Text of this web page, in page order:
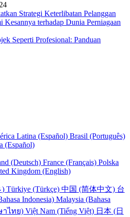
Strategi Keterlibatan Pelanggan
terhadap Dunia Perniagaan
Seperti Profesional: Panduan
Latina (Español) Brasil (Português)
(Español)
(Deutsch) France (Français) Polska
Kingdom (English)
UAE (عربي) Türkiye (Türkçe) 中国 (简体中文) 台
Indonesia) Malaysia (Bahasa
าไทย) Việt Nam (Tiếng Việt) 日本 (日